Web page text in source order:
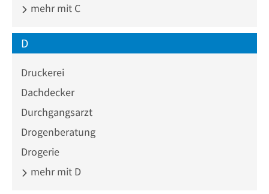
mehr mit C
D
Druckerei
Dachdecker
Durchgangsarzt
Drogenberatung
Drogerie
mehr mit D